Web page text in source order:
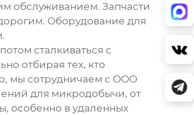
обслуживанием. Запчасти
Оборудование для
сталкиваться с
отбирая тех, кто
мы сотрудничаем с OOO
для микродобычи, от
особенно в удаленных